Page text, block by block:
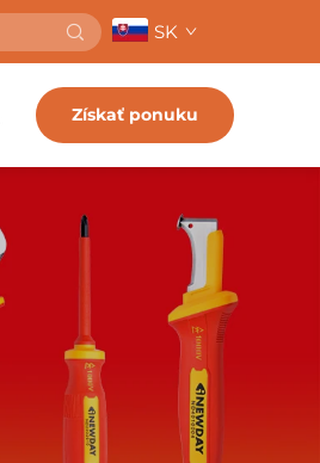
SK
Získať ponuku